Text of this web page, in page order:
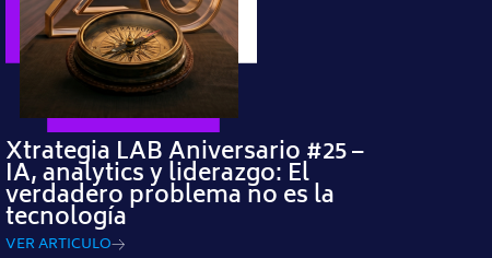
Xtrategia LAB Aniversario #25 –
IA, analytics y liderazgo: El
verdadero problema no es la
tecnología
VER ARTICULO